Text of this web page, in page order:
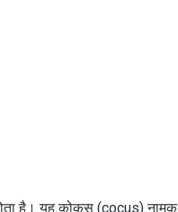
है। यह कोकस (cocus) नामक